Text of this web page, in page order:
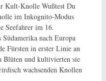
Kult-Knolle Wußtest Du
im Inkognito-Modus
Seefahrer im 16.
nach Europa
Fürsten in erster Linie an
Blüten und kultivierten sie
wachsenden Knollen